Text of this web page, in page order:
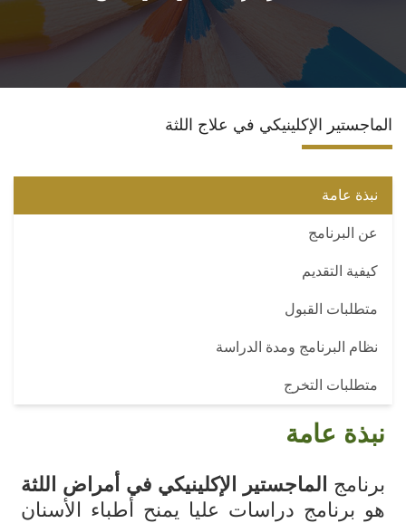
الدبلومة (H.D.D)
دكتوراه الفلسفة
الدكتوراه الأكلينيكيةالماجستير الإكلينيكي في علاج اللثة
نبذة عامة
عن البرنامج
كيفية التقديم
متطلبات القبول
نظام البرنامج ومدة الدراسة
متطلبات التخرج
نبذة عامة
برنامج الماجستير الإكلينيكي في أمراض اللثة
هو برنامج دراسات عليا يمنح أطباء الأسنان